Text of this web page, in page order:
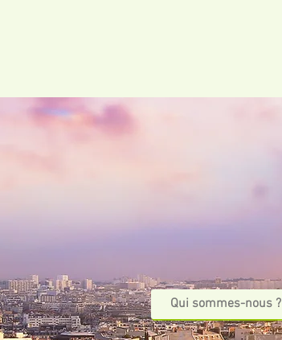
Qui sommes-nous ?